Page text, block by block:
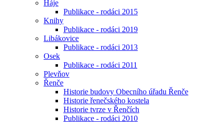
Háje
Publikace - rodáci 2015
Knihy
Publikace - rodáci 2019
Libákovice
Publikace - rodáci 2013
Osek
Publikace - rodáci 2011
Plevňov
Řenče
Historie budovy Obecního úřadu Řenče
Historie řenečského kostela
Historie tvrze v Řenčích
Publikace - rodáci 2010